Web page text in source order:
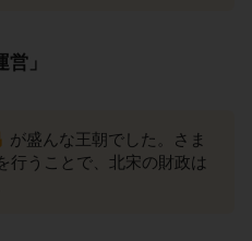
」
が盛んな王朝でした。さま
行うことで、北宋の財政は